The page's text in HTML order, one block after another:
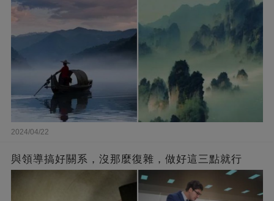
2024/04/22
與領導搞好關系，沒那麼復雜，做好這三點就行